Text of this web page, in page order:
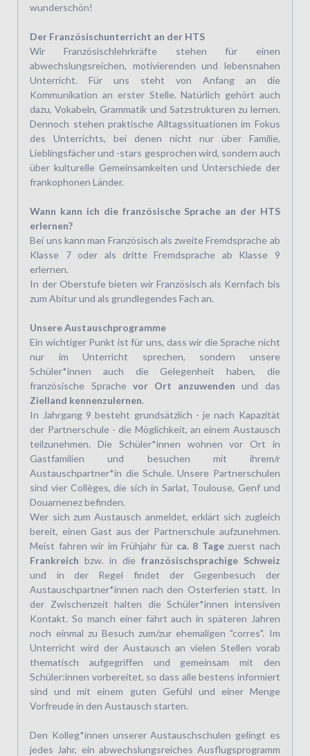
wunderschön!
Der Französischunterricht an der HTS
Wir Französischlehrkräfte stehen für einen
abwechslungsreichen, motivierenden und lebensnahen
Unterricht. Für uns steht von Anfang an die
Kommunikation an erster Stelle. Natürlich gehört auch
dazu, Vokabeln, Grammatik und Satzstrukturen zu lernen.
Dennoch stehen praktische Alltagssituationen im Fokus
des Unterrichts, bei denen nicht nur über Familie,
Lieblingsfächer und -stars gesprochen wird, sondern auch
über kulturelle Gemeinsamkeiten und Unterschiede der
frankophonen Länder.
Wann kann ich die französische Sprache an der HTS
erlernen?
Bei uns kann man Französisch als zweite Fremdsprache ab
Klasse 7 oder als dritte Fremdsprache ab Klasse 9
erlernen.
In der Oberstufe bieten wir Französisch als Kernfach bis
zum Abitur und als grundlegendes Fach an.
Unsere Austauschprogramme
Ein wichtiger Punkt ist für uns, dass wir die Sprache nicht
nur im Unterricht sprechen, sondern unsere
Schüler*innen auch die Gelegenheit haben, die
französische Sprache vor Ort anzuwenden und das
Zielland kennenzulernen.
In Jahrgang 9 besteht grundsätzlich - je nach Kapazität
der Partnerschule - die Möglichkeit, an einem Austausch
teilzunehmen. Die Schüler*innen wohnen vor Ort in
Gastfamilien und besuchen mit ihrem/r
Austauschpartner*in die Schule. Unsere Partnerschulen
sind vier Collèges, die sich in Sarlat, Toulouse, Genf und
Douarnenez befinden.
Wer sich zum Austausch anmeldet, erklärt sich zugleich
bereit, einen Gast aus der Partnerschule aufzunehmen.
Meist fahren wir im Frühjahr für ca. 8 Tagezuerst nach
Frankreich bzw. in die französischsprachige Schweiz
und in der Regel findet der Gegenbesuch der
Austauschpartner*innen nach den Osterferien statt. In
der Zwischenzeit halten die Schüler*innen intensiven
Kontakt. So manch einer fährt auch in späteren Jahren
noch einmal zu Besuch zum/zur ehemaligen "corres". Im
Unterricht wird der Austausch an vielen Stellen vorab
thematisch aufgegriffen und gemeinsam mit den
Schüler:innen vorbereitet, so dass alle bestens informiert
sind und mit einem guten Gefühl und einer Menge
Vorfreude in den Austausch starten.
Den Kolleg*innen unserer Austauschschulen gelingt es
jedes Jahr, ein abwechslungsreiches Ausflugsprogramm